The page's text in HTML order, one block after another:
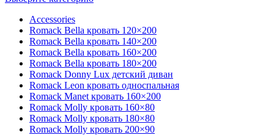
Accessories
Romack Bella кровать 120×200
Romack Bella кровать 140×200
Romack Bella кровать 160×200
Romack Bella кровать 180×200
Romack Donny Lux детский диван
Romack Leon кровать односпальная
Romack Manet кровать 160×200
Romack Molly кровать 160×80
Romack Molly кровать 180×80
Romack Molly кровать 200×90